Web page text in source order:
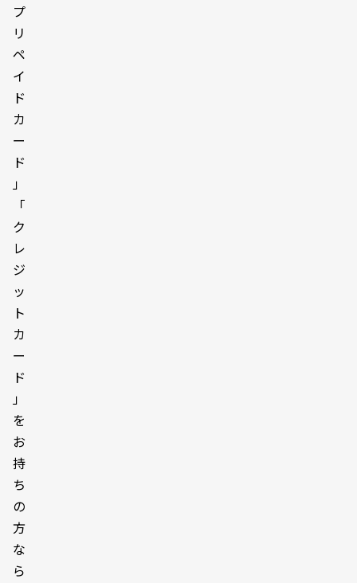
プ
リ
ペ
イ
ド
カ
ー
ド
」
「
ク
レ
ジ
ッ
ト
カ
ー
ド
」
を
お
持
ち
の
方
な
ら